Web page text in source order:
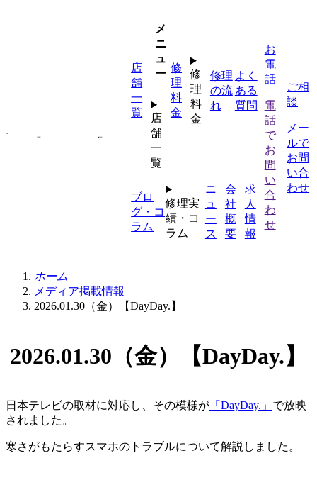
店
舗
一
覧
メ
ニ
ュ
ー
店
舗
一
覧
修
理
料
金
修
理
料
金
修理
の流
れ
よく
ある
質問
ブロ
グ・コ
ラム
修理実
績・コ
ラム
ニ
ュ
ー
ス
会
社
概
要
求
人
情
報
お
電
話
電
話
で
お
問
い
合
わ
せ
ご相
談
メー
ルで
お問
い合
わせ
ホーム
メディア掲載情報
2026.01.30（金）【DayDay.】
2026.01.30（金）【DayDay.】
日本テレビの取材に対応し、その模様が 「DayDay.」 で放映
されました。
寒さがもたらすスマホのトラブルについて解説しました。